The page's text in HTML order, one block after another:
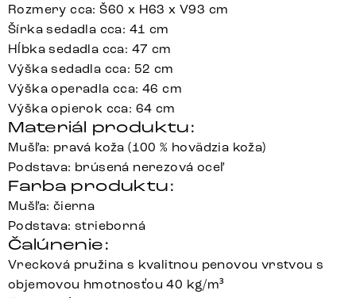
Rozmery cca: Š60 x H63 x V93 cm
Šírka sedadla cca: 41 cm
Hĺbka sedadla cca: 47 cm
Výška sedadla cca: 52 cm
Výška operadla cca: 46 cm
Výška opierok cca: 64 cm
Materiál produktu:
Mušľa: pravá koža (100 % hovädzia koža)
Podstava: brúsená nerezová oceľ
Farba produktu:
Mušľa: čierna
Podstava: strieborná
Čalúnenie:
Vrecková pružina s kvalitnou penovou vrstvou s
objemovou hmotnosťou 40 kg/m³